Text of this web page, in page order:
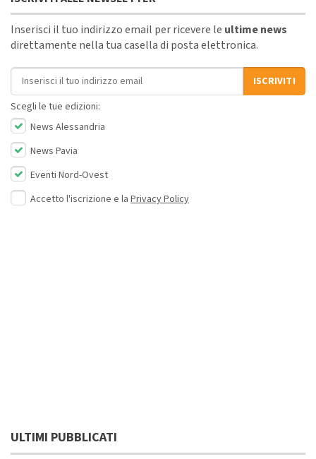
Inserisci il tuo indirizzo email per ricevere le ultime news
direttamente nella tua casella di posta elettronica.
Indirizzo email
ISCRIVITI
Scegli le tue edizioni:
News Alessandria
News Pavia
Eventi Nord-Ovest
Accetto l'iscrizione e la Privacy Policy
ULTIMI PUBBLICATI